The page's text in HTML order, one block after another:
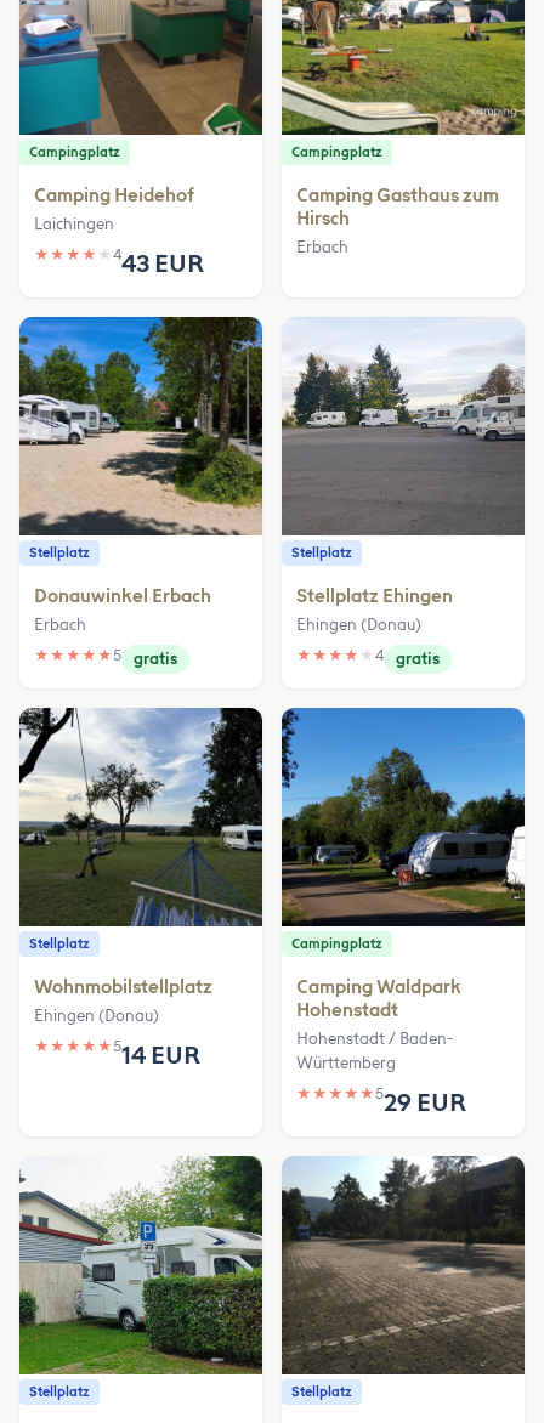
Campingplatz
Camping Heidehof
Laichingen
★ ★ ★ ★ ★ 443 EUR
Campingplatz
Camping Gasthaus zum
Hirsch
Erbach
Stellplatz
Donauwinkel Erbach
Erbach
★ ★ ★ ★ ★5 gratis
Stellplatz
Stellplatz Ehingen
Ehingen (Donau)
★ ★ ★ ★ ★ 4 gratis
Stellplatz
Wohnmobilstellplatz
Ehingen (Donau)
★ ★ ★ ★ ★514 EUR
Campingplatz
Camping Waldpark
Hohenstadt
Hohenstadt / Baden-
Württemberg
★ ★ ★ ★ ★529 EUR
Stellplatz Stellplatz